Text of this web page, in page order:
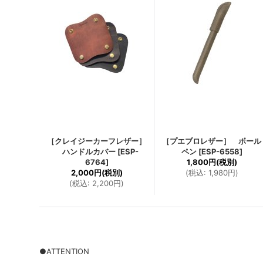
［クレイジーカーフレザー］
ハンドルカバー [ESP-
6764]
2,000円(税別)
(税込: 2,200円)
［プエブロレザー］ ボール
ペン [ESP-6558]
1,800円(税別)
(税込: 1,980円)
●ATTENTION